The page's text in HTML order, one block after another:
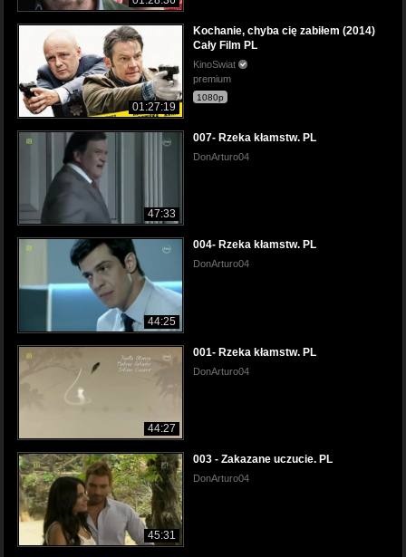
01:27:19
Kochanie, chyba cię zabiłem (2014)
Cały Film PL
KinoSwiat
premium
1080p
47:33
007- Rzeka kłamstw. PL
DonArturo04
44:25
004- Rzeka kłamstw. PL
DonArturo04
44:27
001- Rzeka kłamstw. PL
DonArturo04
45:31
003 - Zakazane uczucie. PL
DonArturo04